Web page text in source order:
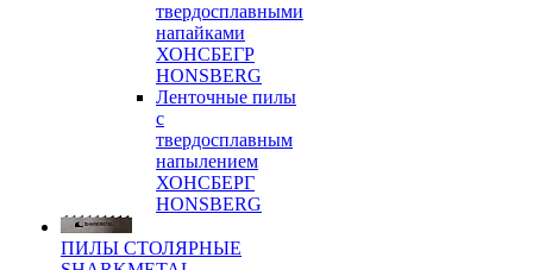
твердосплавными
напайками
ХОНСБЕГР
HONSBERG
Ленточные пилы
с
твердосплавным
напылением
ХОНСБЕРГ
HONSBERG
ПИЛЫ СТОЛЯРНЫЕ